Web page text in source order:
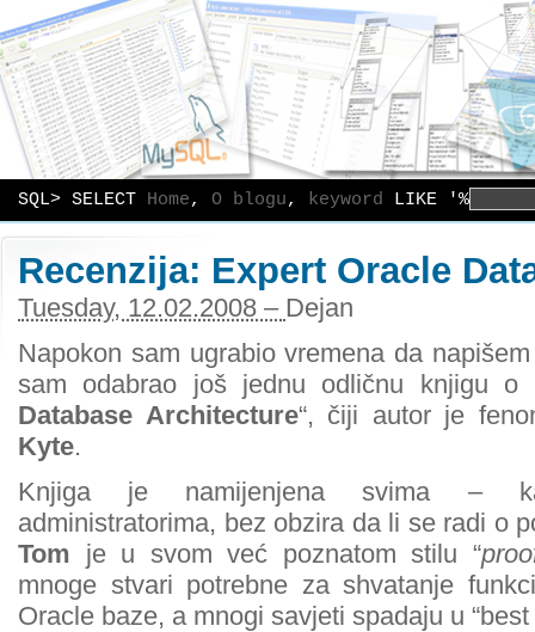
SQL> SELECT Home, O blogu, keyword LIKE '%
Recenzija: Expert Oracle
Tuesday, 12.02.2008 – Dejan
Napokon sam ugrabio vremena da
sam odabrao još jednu odličnu knjigu o
Database Architecture“, čiji autor je
Kyte.
Knjiga je namijenjena svima –
administratorima, bez obzira da li se radi o
Tom je u svom već poznatom stilu “
mnoge stvari potrebne za shvatanje
Oracle baze, a mnogi savjeti spadaju u